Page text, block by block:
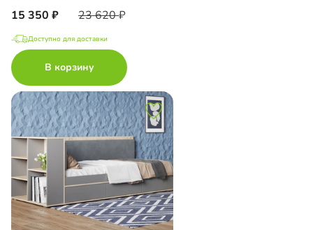
15 350 23 620
Доступно для доставки
В корзину